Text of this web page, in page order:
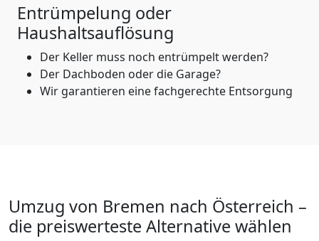
Entrümpelung oder
Haushaltsauflösung
Der Keller muss noch entrümpelt werden?
Der Dachboden oder die Garage?
Wir garantieren eine fachgerechte Entsorgung
Umzug von Bremen nach Österreich –
die preiswerteste Alternative wählen